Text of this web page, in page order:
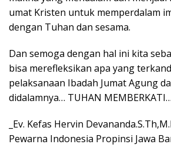
umat Kristen untuk memperdalam
dengan Tuhan dan sesama.
Dan semoga dengan hal ini kita
bisa merefleksikan apa yang
pelaksanaan Ibadah Jumat Agung
didalamnya… TUHAN
_Ev. Kefas Hervin
Pewarna Indonesia Propinsi Jawa